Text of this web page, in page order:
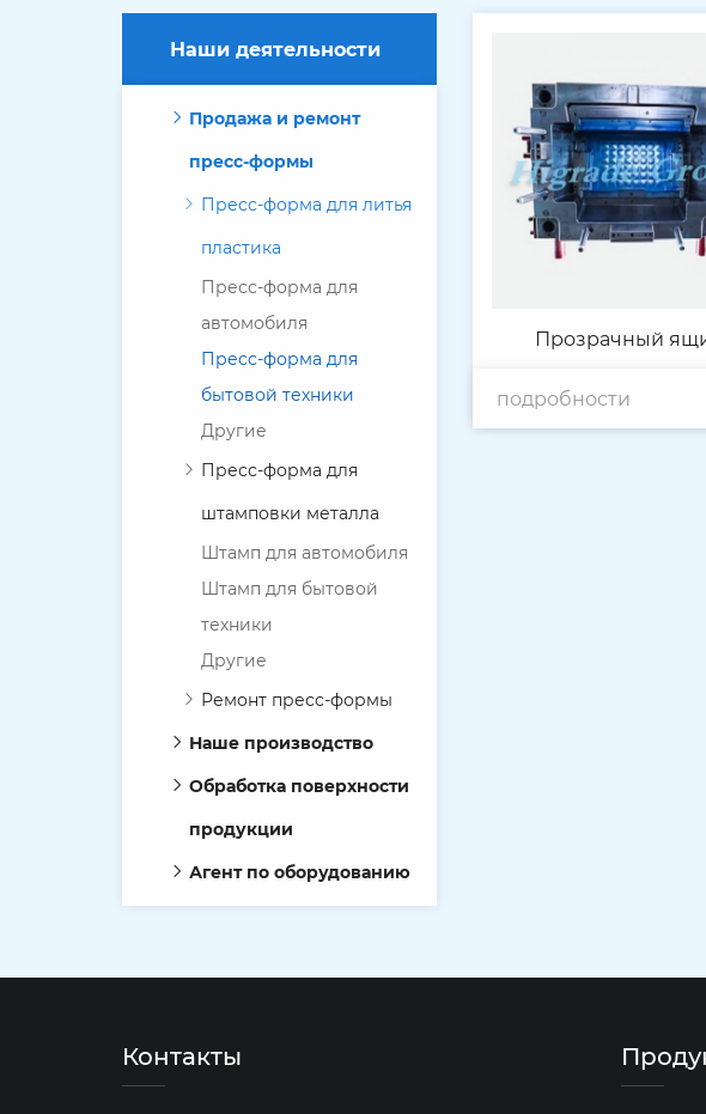
Наши деятельности
Продажа и ремонт
пресс-формы
Пресс-форма для литья
пластика
Пресс-форма для
автомобиля
Пресс-форма для
бытовой техники
Другие
Пресс-форма для
штамповки металла
Штамп для автомобиля
Штамп для бытовой
техники
Другие
Ремонт пресс-формы
Наше производство
Обработка поверхности
продукции
Агент по оборудованию
Прозрачный
холодильника
подробности
Контакты